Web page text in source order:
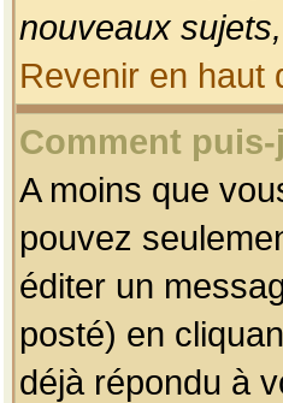
nouveaux
Revenir en haut
Comment
A moins que
pouvez
éditer un
posté) en
déjà répondu à